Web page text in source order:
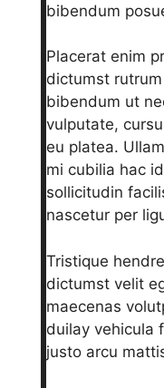
bibendum
Placerat enim
dictumst
bibendum ut
vulputate,
eu platea.
mi cubilia hac
sollicitudin
nascetur per
Tristique
dictumst velit
maecenas
duilay vehicula
justo arcu